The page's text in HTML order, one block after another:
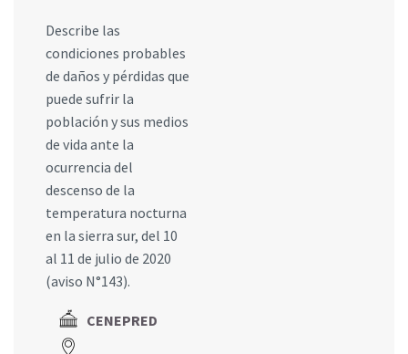
Describe las
condiciones probables
de daños y pérdidas que
puede sufrir la
población y sus medios
de vida ante la
ocurrencia del
descenso de la
temperatura nocturna
en la sierra sur, del 10
al 11 de julio de 2020
(aviso N°143).
CENEPRED